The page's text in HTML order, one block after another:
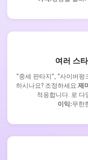
여러 스
"중세 판타지", "사이버펑
하시나요? 조정하세요. 제
적응합니다. 로 다
이익:무한